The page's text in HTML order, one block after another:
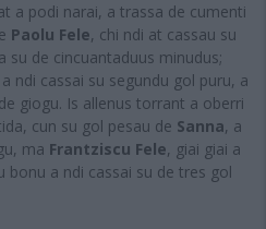
a podi narai, a trassa de cumenti
Paolu Fele, chi ndi at cassau su
de cincuantaduus minudus;
a ndi cassai su segundu gol puru, a
giogu. Is allenus torrant a oberri
cun su gol pesau de Sanna, a
ma Frantziscu Fele, giai giai a
bonu a ndi cassai su de tres gol